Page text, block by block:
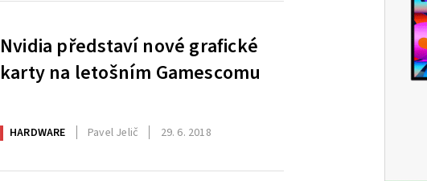
Nvidia představí nové grafické
karty na letošním Gamescomu
HARDWARE Pavel Jelič 29. 6. 2018